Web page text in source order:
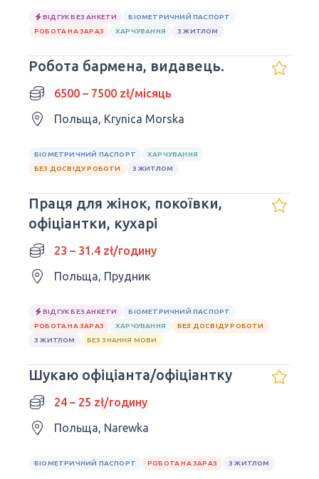
ВІДГУК БЕЗ АНКЕТИ
БІОМЕТРИЧНИЙ ПАСПОРТ
РОБОТА НА ЗАРАЗ
ХАРЧУВАННЯ З ЖИТЛОМ
Робота бармена, видавець.
6500 – 7500 zł/місяць
Польща, Krynica Morska
БІОМЕТРИЧНИЙ ПАСПОРТ
ХАРЧУВАННЯ
БЕЗ ДОСВІДУ РОБОТИ
З ЖИТЛОМ
Праця для жінок, покоївки,
офіціантки, кухарі
23 – 31.4 zł/годину
Польща, Прудник
ВІДГУК БЕЗ АНКЕТИ
БІОМЕТРИЧНИЙ ПАСПОРТ
РОБОТА НА ЗАРАЗ
ХАРЧУВАННЯ
БЕЗ ДОСВІДУ РОБОТИ
З ЖИТЛОМ
БЕЗ ЗНАННЯ МОВИ
Шукаю офіціанта/офіціантку
24 – 25 zł/годину
Польща, Narewka
БІОМЕТРИЧНИЙ ПАСПОРТ РОБОТА НА ЗАРАЗ З ЖИТЛОМ